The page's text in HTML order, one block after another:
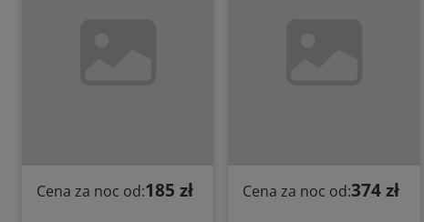
Cena za noc od:185 zł Cena za noc od:374 zł